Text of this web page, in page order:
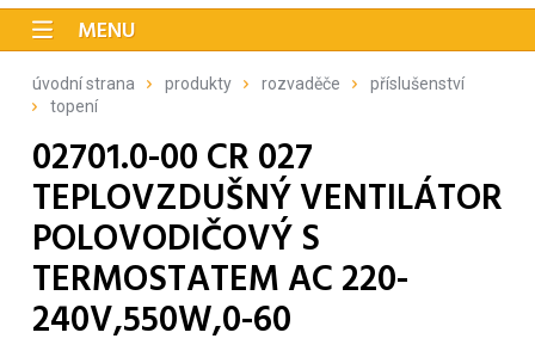
MENU
úvodní strana produkty rozvaděče
příslušenství
topení
02701.0-00 CR 027
TEPLOVZDUŠNÝ VENTILÁTOR
POLOVODIČOVÝ S
TERMOSTATEM AC 220-
240V,550W,0-60